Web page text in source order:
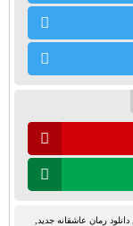
دانلود رمان عاشقانه جدید